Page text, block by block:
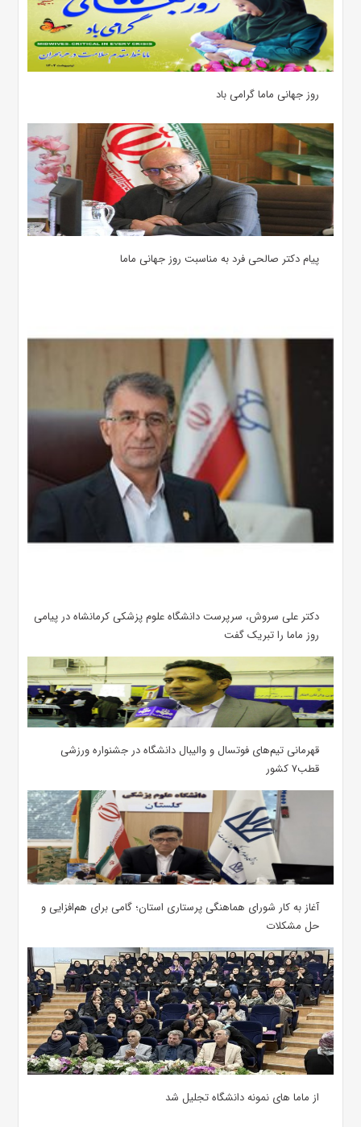
روز جهانی ماما گرامی باد
پیام دکتر صالحی فرد به مناسبت روز جهانی ماما
دکتر علی سروش، سرپرست دانشگاه علوم پزشکی کرمانشاه در پیامی
روز ماما را تبریک گفت
قهرمانی تیم‌های فوتسال و والیبال دانشگاه در جشنواره ورزشی
قطب۷ کشور
آغاز به کار شورای هماهنگی پرستاری استان؛ گامی برای هم‌افزایی و
حل مشکلات
از ماما های نمونه دانشگاه تجلیل شد